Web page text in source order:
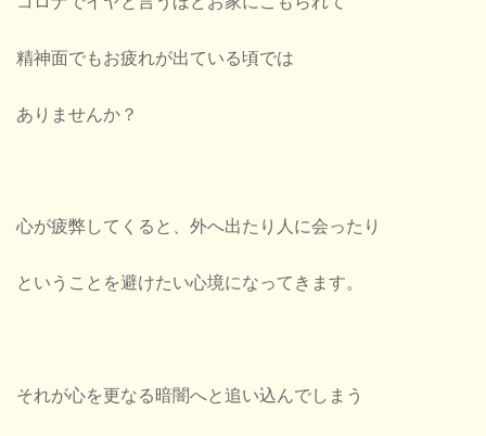
精神面でもお疲れが出ている頃では
ありませんか？
心が疲弊してくると、外へ出たり人に会ったり
ということを避けたい心境になってきます。
それが心を更なる暗闇へと追い込んでしまう